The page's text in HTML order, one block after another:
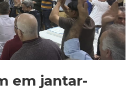
em jantar-